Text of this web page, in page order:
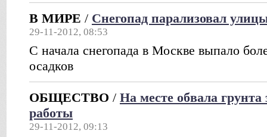
В МИРЕ / Снегопад парализовал
29-11-2012, 08:53
С начала снегопада в Москве выпало
осадков
ОБЩЕСТВО / На месте обвала
работы
29-11-2012, 09:13